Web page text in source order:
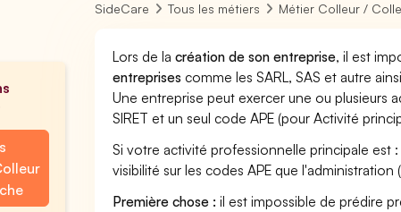
SideCare Tous les métiers Métier Colleur /
Lors de lacréation de son entreprise, il est
entreprises comme les SARL, SAS et autre
Une entreprise peut exercer une ou plusieurs
SIRET et un seul code APE (pour Activité
Si votre activité professionnelle principale est
visibilité sur les codes APE que l'administration
Première chose : il est impossible de prédire